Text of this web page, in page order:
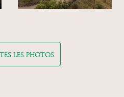
LES PHOTOS